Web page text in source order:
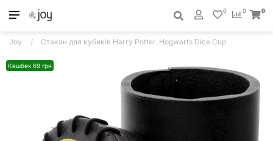
0
0 0
Joy Стакан для кубиків Harry Potter. Hogwarts Dice Cup
Кешбек 69 грн